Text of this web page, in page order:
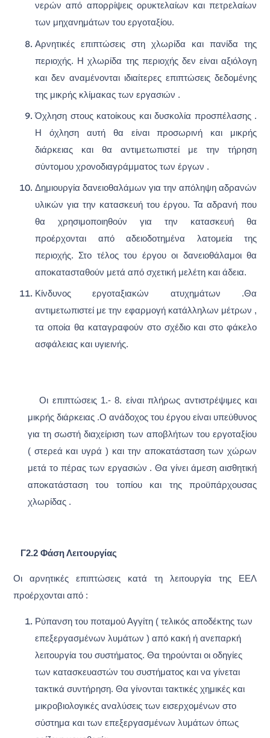
νερών από απορρίψεις ορυκτελαίων και πετρελαίων
των μηχανημάτων του εργοταξίου.
Αρνητικές επιπτώσεις στη χλωρίδα και πανίδα της
περιοχής. Η χλωρίδα της περιοχής δεν είναι αξιόλογη
και δεν αναμένονται ιδιαίτερες επιπτώσεις δεδομένης
της μικρής κλίμακας των εργασιών .
Όχληση στους κατοίκους και δυσκολία προσπέλασης .
Η όχληση αυτή θα είναι προσωρινή και μικρής
διάρκειας και θα αντιμετωπιστεί με την τήρηση
σύντομου χρονοδιαγράμματος των έργων .
Δημιουργία δανειοθαλάμων για την απόληψη αδρανών
υλικών για την κατασκευή του έργου. Τα αδρανή που
θα χρησιμοποιηθούν για την κατασκευή θα
προέρχονται από αδειοδοτημένα λατομεία της
περιοχής. Στο τέλος του έργου οι δανειοθάλαμοι θα
αποκατασταθούν μετά από σχετική μελέτη και άδεια.
Κίνδυνος εργοταξιακών ατυχημάτων .Θα
αντιμετωπιστεί με την εφαρμογή κατάλληλων μέτρων ,
τα οποία θα καταγραφούν στο σχέδιο και στο φάκελο
ασφάλειας και υγιεινής.
Οι επιπτώσεις 1.- 8. είναι πλήρως αντιστρέψιμες και
μικρής διάρκειας .Ο ανάδοχος του έργου είναι υπεύθυνος
για τη σωστή διαχείριση των αποβλήτων του εργοταξίου
( στερεά και υγρά ) και την αποκατάσταση των χώρων
μετά το πέρας των εργασιών . Θα γίνει άμεση αισθητική
αποκατάσταση του τοπίου και της προϋπάρχουσας
χλωρίδας .
Γ2.2 Φάση Λειτουργίας
Οι αρνητικές επιπτώσεις κατά τη λειτουργία της ΕΕΛ
προέρχονται από :
Ρύπανση του ποταμού Αγγίτη ( τελικός αποδέκτης των
επεξεργασμένων λυμάτων ) από κακή ή ανεπαρκή
λειτουργία του συστήματος. Θα τηρούνται οι οδηγίες
των κατασκευαστών του συστήματος και να γίνεται
τακτικά συντήρηση. Θα γίνονται τακτικές χημικές και
μικροβιολογικές αναλύσεις των εισερχομένων στο
σύστημα και των επεξεργασμένων λυμάτων όπως